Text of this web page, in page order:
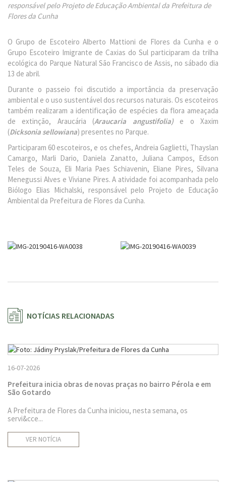
responsável pelo Projeto de Educação Ambiental da Prefeitura de
Flores da Cunha
O Grupo de Escoteiro Alberto Mattioni de Flores da Cunha e o
Grupo Escoteiro Imigrante de Caxias do Sul participaram da trilha
ecológica do Parque Natural São Francisco de Assis, no sábado dia
13 de abril.
Durante o passeio foi discutido a importância da preservação
ambiental e o uso sustentável dos recursos naturais. Os escoteiros
também realizaram a identificação de espécies da flora ameaçada
de extinção, Araucária (Araucaria angustifolia)e o Xaxim
(Dicksonia sellowiana) presentes no Parque.
Participaram 60 escoteiros, e os chefes, Andreia Gaglietti, Thayslan
Camargo, Marli Dario, Daniela Zanatto, Juliana Campos, Edson
Teles de Souza, Eli Maria Paes Schiavenin, Eliane Pires, Silvana
Menegussi Alves e Viviane Pires. A atividade foi acompanhada pelo
Biólogo Elias Michalski, responsável pelo Projeto de Educação
Ambiental da Prefeitura de Flores da Cunha.
NOTÍCIAS RELACIONADAS
16-07-2026
Prefeitura inicia obras de novas praças no bairro Pérola e em
São Gotardo
A Prefeitura de Flores da Cunha iniciou, nesta semana, os
servi&cce...
VER NOTÍCIA